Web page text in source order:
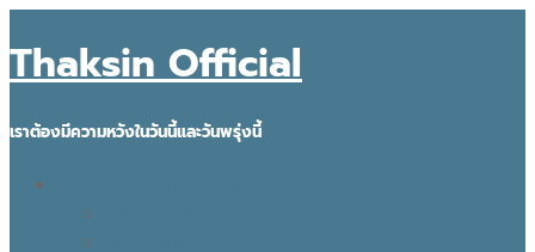
Thaksin Official
เราต้องมีความหวังในวันนี้และวันพรุ่งนี้